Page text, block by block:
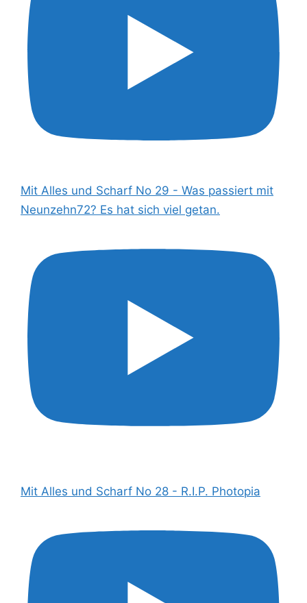
Mit Alles und Scharf No 29 - Was passiert mit
Neunzehn72? Es hat sich viel getan.
Mit Alles und Scharf No 28 - R.I.P. Photopia